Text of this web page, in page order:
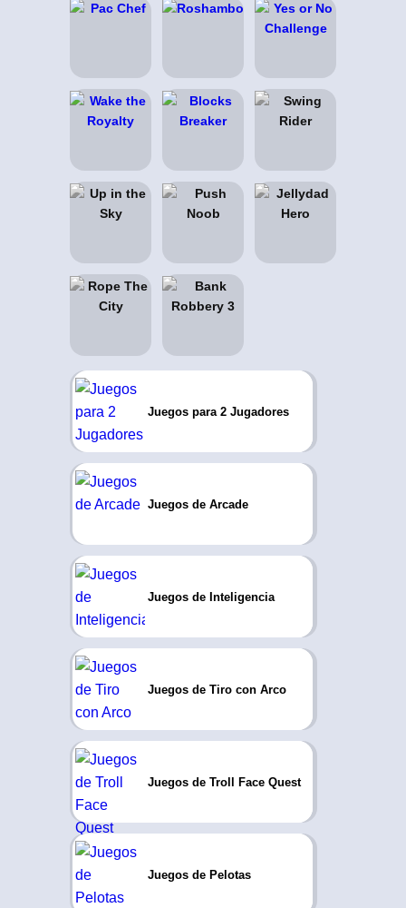
Juegos para 2 Jugadores
Juegos de Arcade
Juegos de Inteligencia
Juegos de Tiro con Arco
Juegos de Troll Face Quest
Juegos de Pelotas